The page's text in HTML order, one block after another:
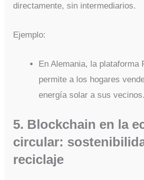
directamente, sin intermediarios.
Ejemplo:
En Alemania, la plataforma
permite a los hogares
energía solar a sus vecinos.
5. Blockchain en la
circular:
reciclaje